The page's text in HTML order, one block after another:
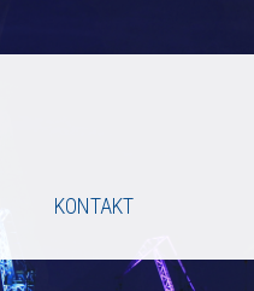
KONTAKT